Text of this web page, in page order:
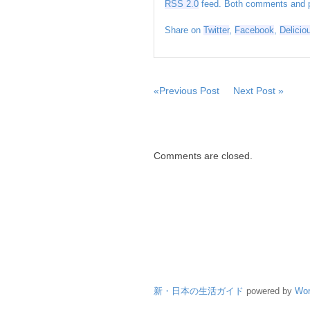
１
＝
人
RSS 2.0 feed. Both comments and
Share on Twitter, Facebook,
«Previous Post Next Post »
Comments are closed.
新・日本の生活ガイド powered by